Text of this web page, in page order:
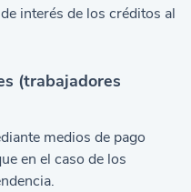
interés de los créditos al
(trabajadores
medios de pago
en el caso de los